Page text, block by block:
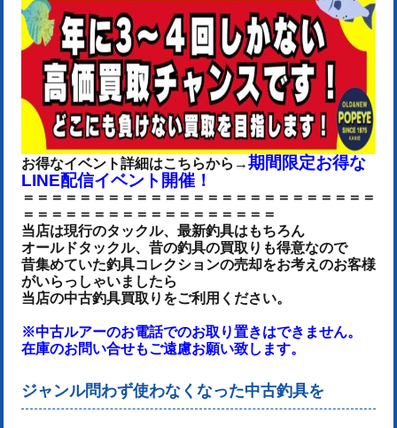
お得なイベント詳細はこちらから→期間限定お得な
LINE配信イベント開催！
＝＝＝＝＝＝＝＝＝＝＝＝＝＝＝＝＝＝＝＝＝＝＝＝＝
＝＝＝＝＝＝＝＝＝＝＝＝＝＝＝＝＝＝
当店は現行のタックル、最新釣具はもちろん
オールドタックル、昔の釣具の買取りも得意なので
昔集めていた釣具コレクションの売却をお考えのお客様
がいらっしゃいましたら
当店の中古釣具買取りをご利用ください。
※中古ルアーのお電話でのお取り置きはできません。
在庫のお問い合せもご遠慮お願い致します。
ジャンル問わず使わなくなった中古釣具を